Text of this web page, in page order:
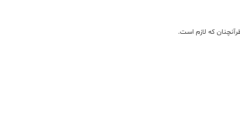
که لازم است.